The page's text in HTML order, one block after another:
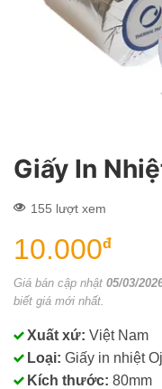
Giấy In
155 lượt xem
10.000đ
Giá bán cập nhật 05/03/
biết giá mới nhất.
Xuất xứ: Việt Nam
Loại: Giấy in nhiệt
Kích thước: 80mm